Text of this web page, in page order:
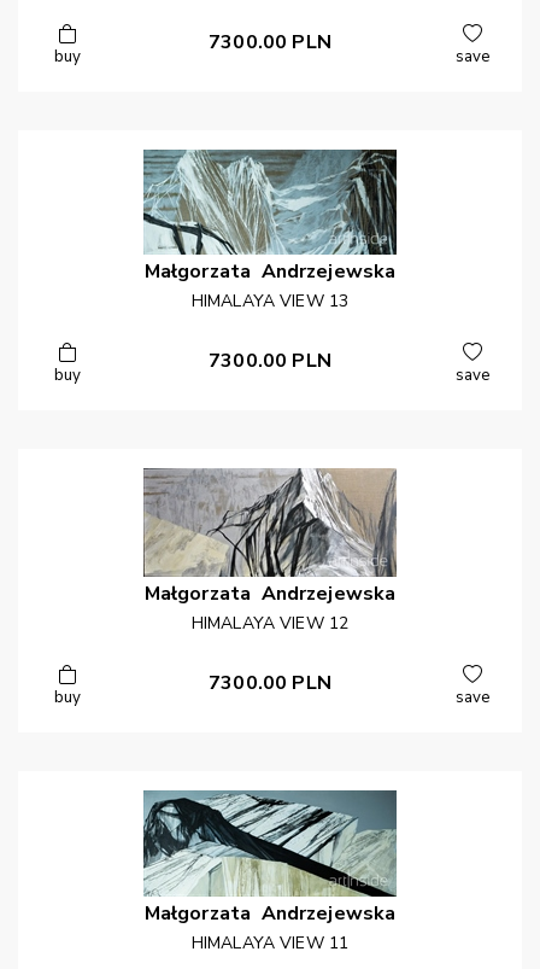
buy
7300.00 PLN
save
Małgorzata Andrzejewska
HIMALAYA VIEW 13
buy
7300.00 PLN
save
Małgorzata Andrzejewska
HIMALAYA VIEW 12
buy
7300.00 PLN
save
Małgorzata Andrzejewska
HIMALAYA VIEW 11